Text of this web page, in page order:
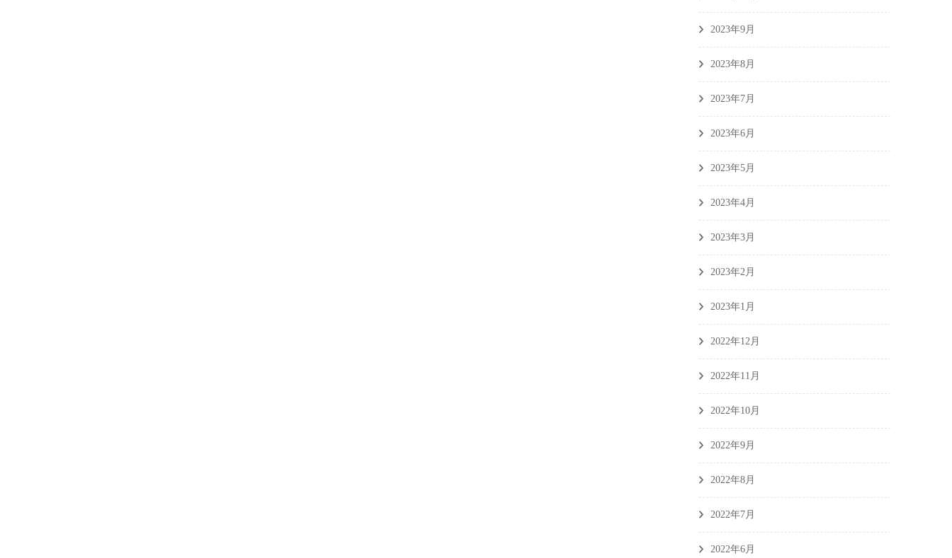
2023年9月
2023年8月
2023年7月
2023年6月
2023年5月
2023年4月
2023年3月
2023年2月
2023年1月
2022年12月
2022年11月
2022年10月
2022年9月
2022年8月
2022年7月
2022年6月